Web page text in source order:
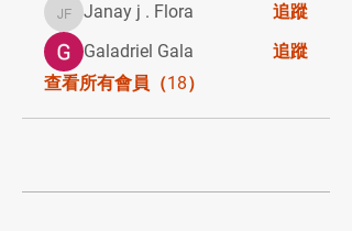
Janay j . Flora
Janay j . Flora
追蹤
Galadriel Gala
追蹤
查看所有會員（18）